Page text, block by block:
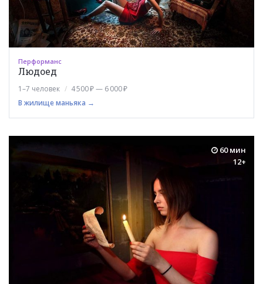
Перформанс
Людоед
1–7 человек
4 500 ₽ — 6 000 ₽
В жилище маньяка →
60 мин
12+